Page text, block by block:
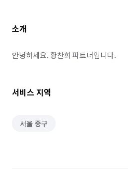
소개
안녕하세요. 황찬희 파트너입니다.
서비스 지역
서울 중구